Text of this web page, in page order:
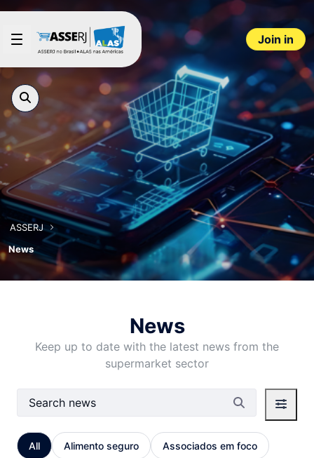
Skip to Main Content
Join in
ASSERJ
News
News
Keep up to date with the latest news from the
supermarket sector
Search Bar
All Alimento seguro Associados em foco